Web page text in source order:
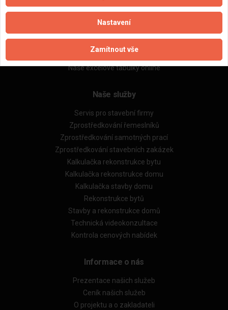
Zpracování a ochrana osobních údajů
Zásady pro používání souborů cookie
Naše excelové tabulky online
Naše služby
Servis pro stavební firmy
Zprostředkování řemeslníků
Zprostředkování samotných prací
Zprostředkování stavebních zakázek
Kalkulačka rekonstrukce bytu
Kalkulačka rekonstrukce domu
Kalkulačka stavby domu
Rekonstrukce bytů
Stavby a rekonstrukce domů
Technická videokonzultace
Kontrola cenových nabídek
Informace o nás
Prezentace našich služeb
Ceník našich služeb
O projektu a o zakladateli
Nastavení
Zamítnout vše